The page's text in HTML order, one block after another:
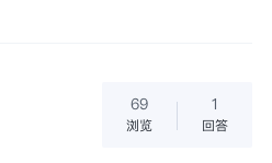
69
浏览
1
回答